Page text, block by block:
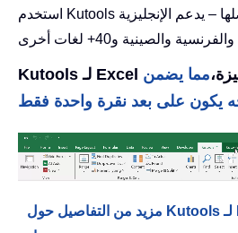
استخدم Kutools باللغة التي تفضلها – يدعم الإنجليزية
مما يضمن